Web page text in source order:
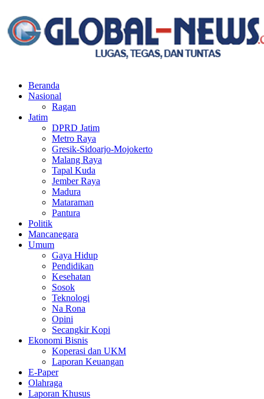
Beranda
Nasional
Ragan
Jatim
DPRD Jatim
Metro Raya
Gresik-Sidoarjo-Mojokerto
Malang Raya
Tapal Kuda
Jember Raya
Madura
Mataraman
Pantura
Politik
Mancanegara
Umum
Gaya Hidup
Pendidikan
Kesehatan
Sosok
Teknologi
Na Rona
Opini
Secangkir Kopi
Ekonomi Bisnis
Koperasi dan UKM
Laporan Keuangan
E-Paper
Olahraga
Laporan Khusus